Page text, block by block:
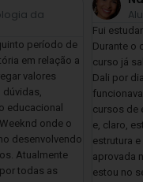
de nutrição
da UNISÃOMIGUEL de
apaixonei por nutrição
eu queria: fazer residência
saber como o processo
de atingir todos os
apresentações de
A UNISÃOMIGUEL me
conseguir meu objetivo e,
de residência em
de residência,